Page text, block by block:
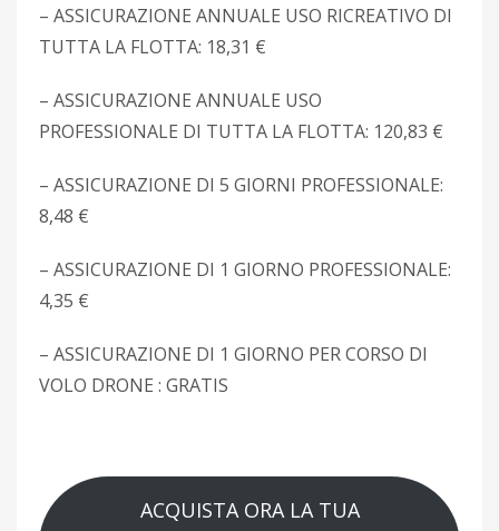
– ASSICURAZIONE ANNUALE USO RICREATIVO DI
TUTTA LA FLOTTA: 18,31 €
– ASSICURAZIONE ANNUALE USO
PROFESSIONALE DI TUTTA LA FLOTTA: 120,83 €
– ASSICURAZIONE DI 5 GIORNI PROFESSIONALE:
8,48 €
– ASSICURAZIONE DI 1 GIORNO PROFESSIONALE:
4,35 €
– ASSICURAZIONE DI 1 GIORNO PER CORSO DI
VOLO DRONE : GRATIS
ACQUISTA ORA LA TUA